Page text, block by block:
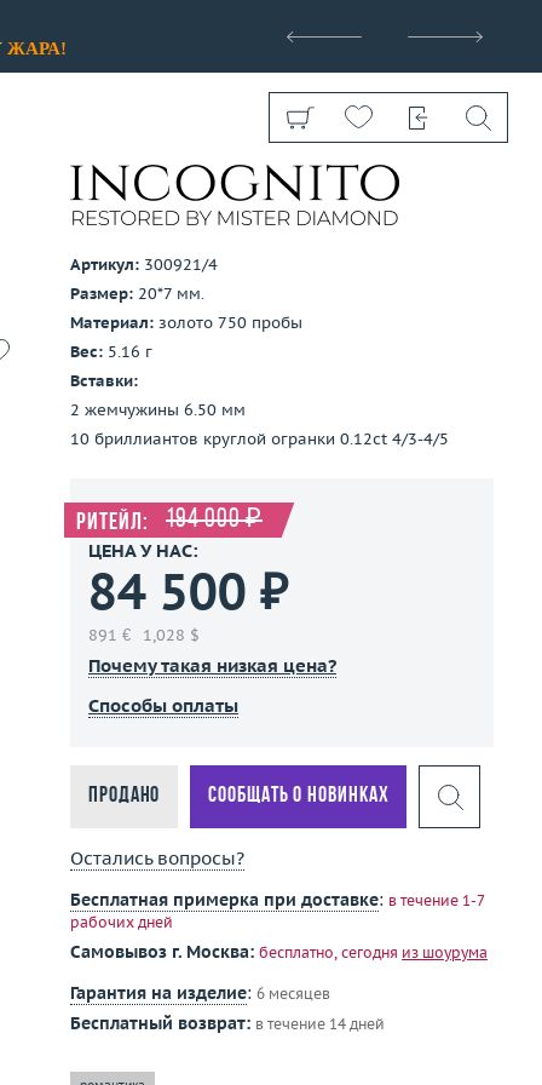
ЖАРА!
Показать все
Артикул: 300921/4
Размер: 20*7 мм.
Материал: золото 750 пробы
Вес: 5.16 г
Вставки:
2 жемчужины 6.50 мм
10 бриллиантов круглой огранки 0.12ct 4/3-4/5
Ритейл: 194 000 ₽
ЦЕНА У НАС:
84 500 ₽
891 € 1,028 $
Почему такая низкая цена?
Способы оплаты
Продано Сообщать о новинках
Остались вопросы?
Бесплатная примерка при доставке: в течение 1-7
рабочих дней
Самовывоз г. Москва: бесплатно, сегодня из шоурума
Гарантия на изделие: 6 месяцев
Бесплатный возврат: в течение 14 дней